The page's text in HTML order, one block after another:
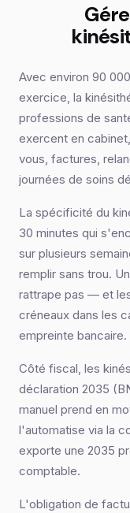
Avec environ 90
exercice, la
professions de
exercent en
vous, factures,
journées de soins
La spécificité du
30 minutes qui
sur plusieurs
remplir sans trou.
rattrape pas — et
créneaux dans les
empreinte bancaire.
Côté fiscal, les
déclaration 2035
manuel prend en
l'automatise via la
exporte une 2035
comptable.
L'obligation de